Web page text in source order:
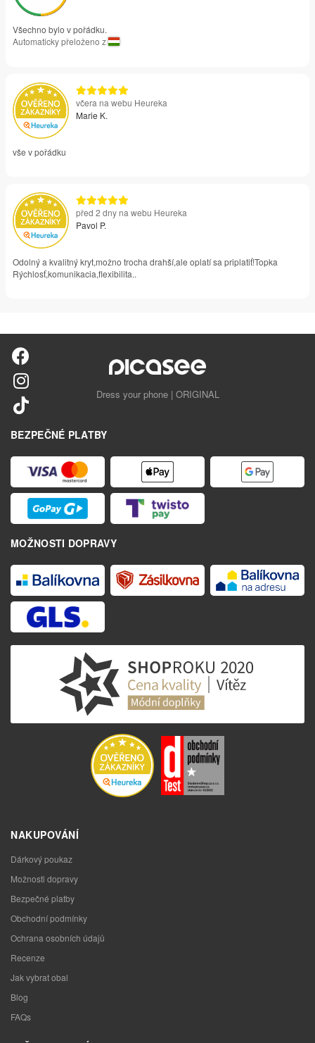
Všechno bylo v pořádku.
Automaticky přeloženo z
včera na webu Heureka
Marie K.
vše v pořádku
před 2 dny na webu Heureka
Pavol P.
Odolný a kvalitný kryt,možno trocha drahší,ale oplatí sa priplatiť!Topka
Rýchlosť,komunikacia,flexibilita..
Dress your phone | ORIGINAL
BEZPEČNÉ PLATBY
MOŽNOSTI DOPRAVY
NAKUPOVÁNÍ
Dárkový poukaz
Možnosti dopravy
Bezpečné platby
Obchodní podmínky
Ochrana osobních údajů
Recenze
Jak vybrat obal
Blog
FAQs